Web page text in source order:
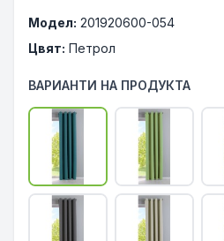
Модел: 201920600-054
Цвят: Петрол
ВАРИАНТИ НА ПРОДУКТА